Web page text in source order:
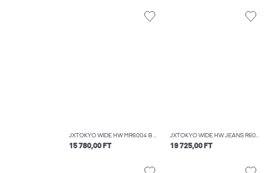
JXTOKYO WIDE HW MR6004 B DNM NOOS
15 780,00 FT
JXTOKYO WIDE HW JEANS R6084 DNM LN
19 725,00 FT